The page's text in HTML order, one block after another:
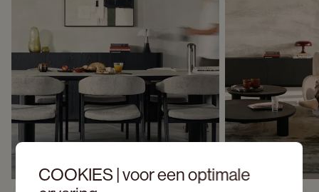
COOKIES | voor een optimale